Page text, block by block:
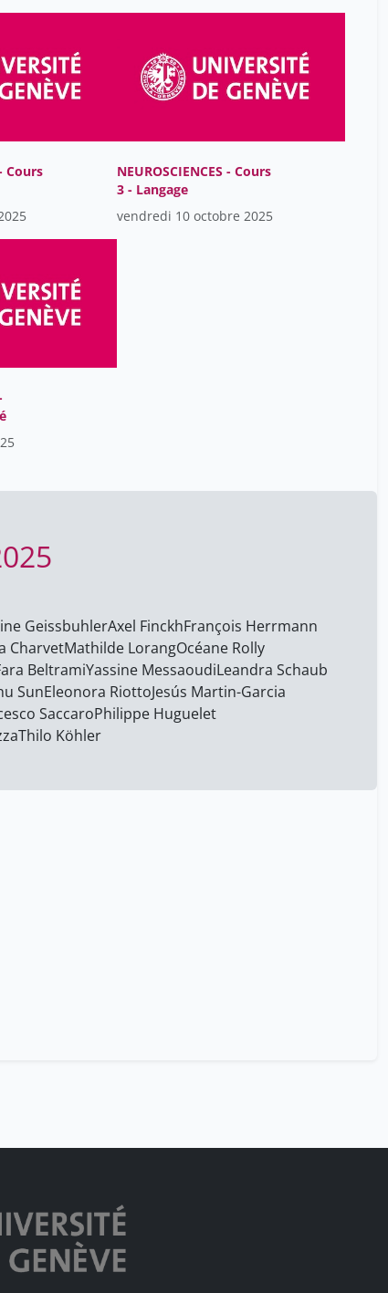
Jozsef Kiss 23
Kimberly Kline 1
Leandra Schaub
Lena Berchtold
Logos Curtis
Lorenzo Impellizzeri
Nathalie Ginovart 23
Nicolas Schaad
Noémie Wagner
Océane Rolly
Victor Aye
Vitoria Pires
Yassine Messaoudi
Cours
NEUROSCIENCES - Cours
3 - Langage
vendredi 10 octobre 2025
GeissbuhlerAxel FinckhFrançois Herrmann
CharvetMathilde LorangOcéane Rolly
BeltramiYassine MessaoudiLeandra Schaub
SunEleonora RiottoJesús Martin-Garcia
SaccaroPhilippe Huguelet
Thilo Köhler